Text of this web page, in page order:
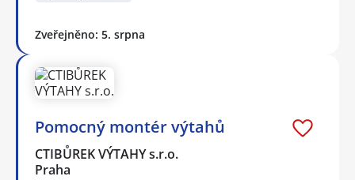
Zveřejněno: 5. srpna
Pomocný montér výtahů
CTIBŮREK VÝTAHY s.r.o.
Praha